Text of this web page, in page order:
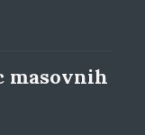
masovnih